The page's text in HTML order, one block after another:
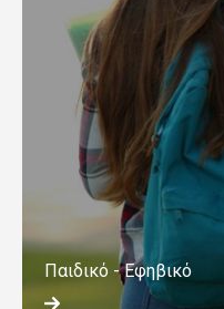
Παιδικό - Εφηβικό